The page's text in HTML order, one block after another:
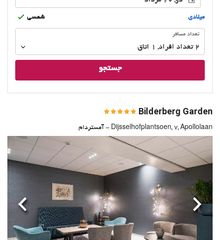
ميلادى شمسى
تعداد
تعداد مسافر
2 تعداد افراد ,
1 اتاق
جستجو
Bilderberg Garden
Dijsselhofplantsoen, 7, Apollolaan - آمستردام
قبلی بعدی